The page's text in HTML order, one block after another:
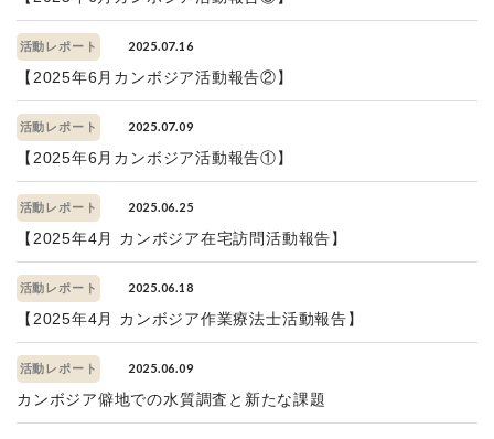
活動レポート 2025.07.16
【2025年6月カンボジア活動報告②】
活動レポート 2025.07.09
【2025年6月カンボジア活動報告①】
活動レポート 2025.06.25
【2025年4月 カンボジア在宅訪問活動報告】
活動レポート 2025.06.18
【2025年4月 カンボジア作業療法士活動報告】
活動レポート 2025.06.09
カンボジア僻地での水質調査と新たな課題